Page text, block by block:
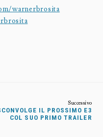
warnerbrosita
IL PROSSIMO E3
COL SUO PRIMO TRAILER